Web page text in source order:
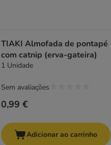
TIAKI Almofada de pontapé
com catnip (erva-gateira)
1 Unidade
0,99 €
Sem avaliações
Adicionar ao carrinho